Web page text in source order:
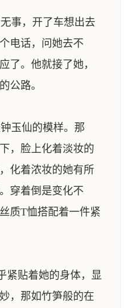
事，开了车想出去
电话，问她去不
了。他就接了她，
公路。
玉仙的模样。那
，脸上化着淡妆的
化着浓妆的她有所
穿着倒是变化不
质T恤搭配着一件紧
贴着她的身体，显
，那如竹笋般的在